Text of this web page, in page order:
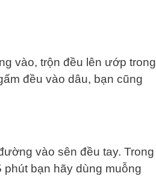
vào, trộn đều lên ướp trong
đều vào dâu, bạn cũng
vào sên đều tay. Trong
bạn hãy dùng muỗng